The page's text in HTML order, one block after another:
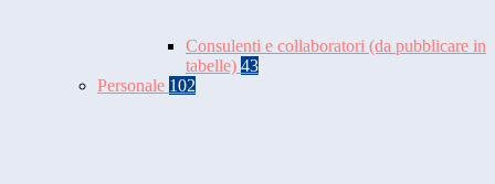
Consulenti e collaboratori (da pubblicare in
tabelle) 43
Personale 102